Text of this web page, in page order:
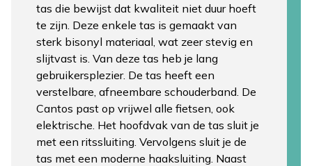
tas die bewijst dat kwaliteit niet duur hoeft
te zijn. Deze enkele tas is gemaakt van
sterk bisonyl materiaal, wat zeer stevig en
slijtvast is. Van deze tas heb je lang
gebruikersplezier. De tas heeft een
verstelbare, afneembare schouderband. De
Cantos past op vrijwel alle fietsen, ook
elektrische. Het hoofdvak van de tas sluit je
met een ritssluiting. Vervolgens sluit je de
tas met een moderne haaksluiting. Naast